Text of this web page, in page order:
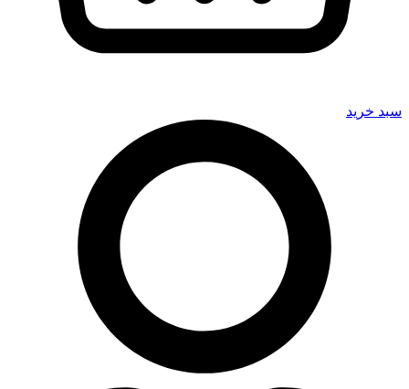
سبد خرید